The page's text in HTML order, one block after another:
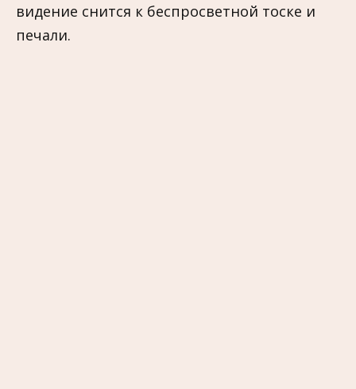
видение снится к беспросветной тоске и
печали.